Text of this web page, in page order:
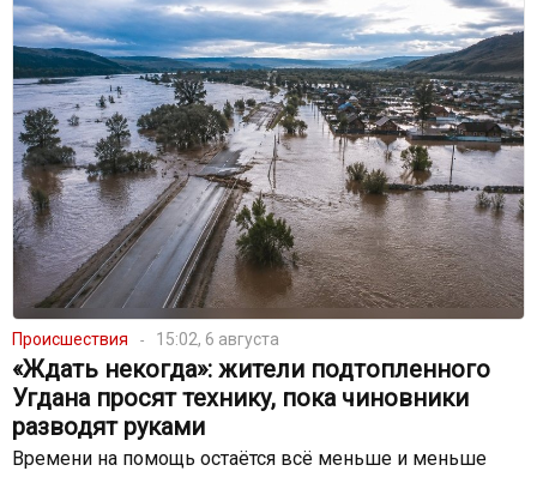
Происшествия 15:02, 6 августа
«Ждать некогда»: жители подтопленного
Угдана просят технику, пока чиновники
разводят руками
Времени на помощь остаётся всё меньше и меньше